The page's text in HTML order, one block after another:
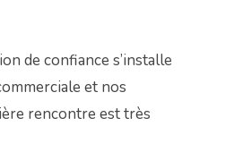
de confiance s’installe
et nos
rencontre est très